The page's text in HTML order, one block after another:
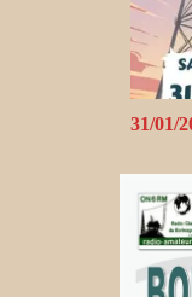
31/01/